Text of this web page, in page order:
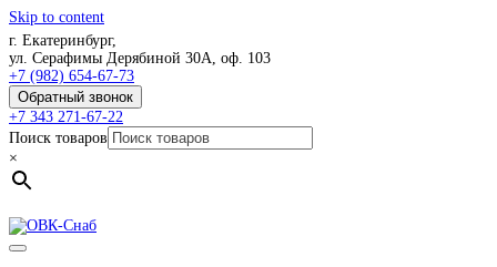
Skip to content
г. Екатеринбург,
ул. Серафимы Дерябиной 30А, оф. 103
+7 (982) 654-67-73
Обратный звонок
+7 343 271-67-22
Поиск товаров
×